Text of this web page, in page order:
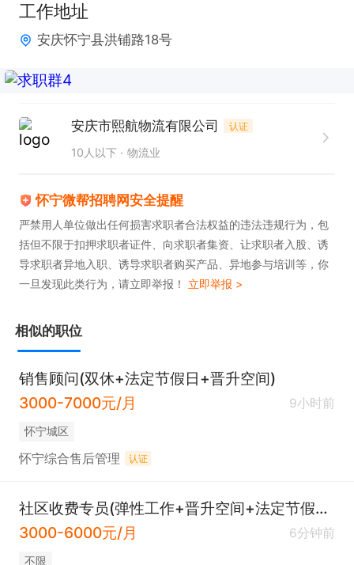
福利待遇：长白班+工作简单
感兴趣的话，请投递简历后直接拨打电话联系吧!
工作地址
安庆怀宁县洪铺路18号
安庆市熙航物流有限公司 认证
10人以下 物流业
怀宁微帮招聘网安全提醒
严禁用人单位做出任何损害求职者合法权益的违法违规行为，包
括但不限于扣押求职者证件、向求职者集资、让求职者入股、诱
导求职者异地入职、诱导求职者购买产品、异地参与培训等，你
一旦发现此类行为，请立即举报！ 立即举报 >
相似的职位
销售顾问(双休+法定节假日+晋升空间)
3000-7000元/月
9小时前
怀宁城区
怀宁综合售后管理 认证
社区收费专员(弹性工作+晋升空间+法定节假日)
3000-6000元/月
6分钟前
不限